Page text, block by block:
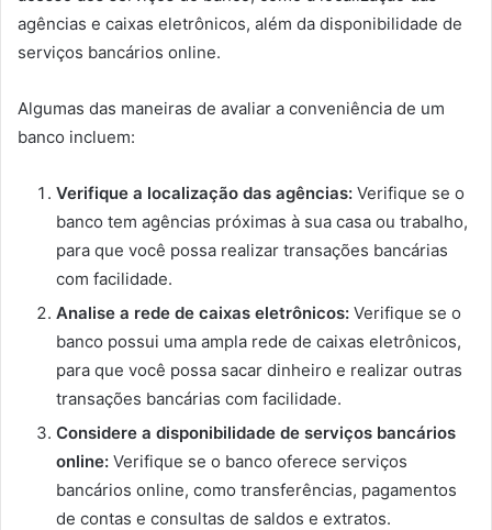
agências e caixas eletrônicos, além da disponibilidade de
serviços bancários online.
Algumas das maneiras de avaliar a conveniência de um
banco incluem:
Verifique a localização das agências: Verifique se o
banco tem agências próximas à sua casa ou trabalho,
para que você possa realizar transações bancárias
com facilidade.
Analise a rede de caixas eletrônicos: Verifique se o
banco possui uma ampla rede de caixas eletrônicos,
para que você possa sacar dinheiro e realizar outras
transações bancárias com facilidade.
Considere a disponibilidade de serviços bancários
online: Verifique se o banco oferece serviços
bancários online, como transferências, pagamentos
de contas e consultas de saldos e extratos.